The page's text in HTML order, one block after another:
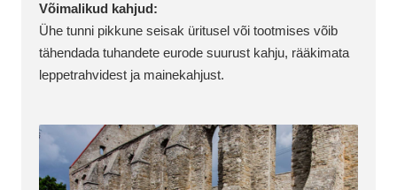
Võimalikud kahjud:
Ühe tunni pikkune seisak üritusel või tootmises võib
tähendada tuhandete eurode suurust kahju, rääkimata
leppetrahvidest ja mainekahjust.